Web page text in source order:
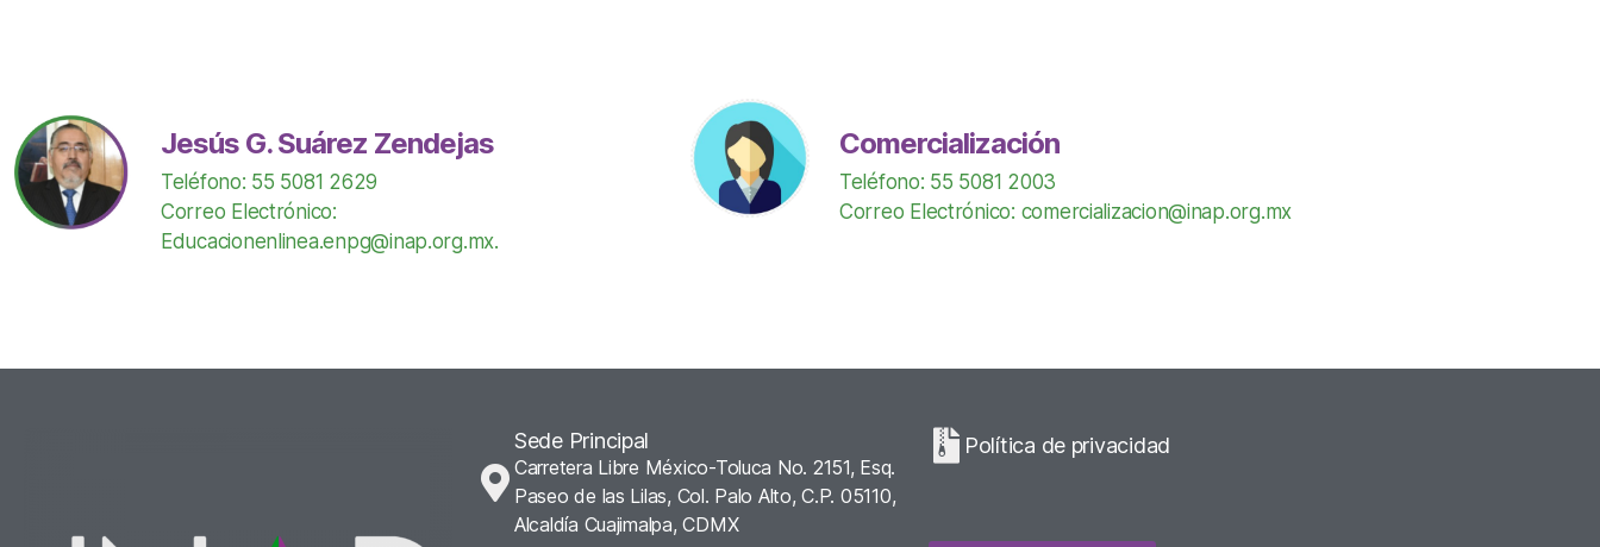
Jesús G. Suárez Zendejas
Teléfono: 55 5081 2629
Correo Electrónico:
Educacionenlinea.enpg@inap.org.mx.
Comercialización
Teléfono: 55 5081 2003
Correo Electrónico: comercializacion@inap.org.mx
Sede Principal
Carretera Libre México-Toluca No. 2151, Esq.
Paseo de las Lilas, Col. Palo Alto, C.P. 05110,
Alcaldía Cuajimalpa, CDMX
Política de privacidad